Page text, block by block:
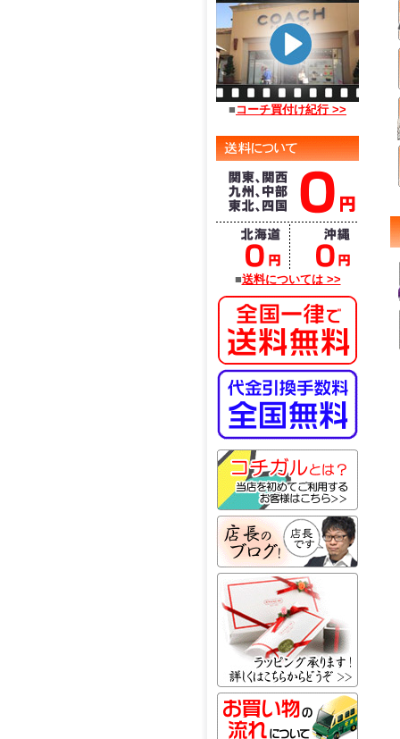
■ コーチ買付け紀行 >>
■送料については >>